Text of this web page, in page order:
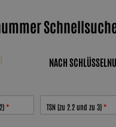
NACH
TSN (zu 2.2 und zu 3)